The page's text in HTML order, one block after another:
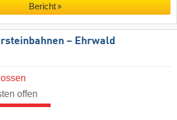
Bericht
– Ehrwald
offen